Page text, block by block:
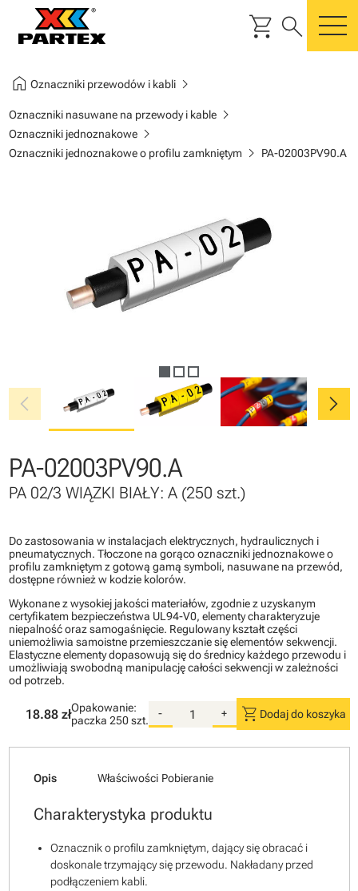
shopping_cart search
home Oznaczniki przewodów i kablichevron_right
Oznaczniki nasuwane na przewody i kablechevron_right
Oznaczniki jednoznakowechevron_right
Oznaczniki jednoznakowe o profilu zamkniętym chevron_right PA-02003PV90.A
chevron_left chevron_right
PA-02003PV90.A
PA 02/3 WIĄZKI BIAŁY: A (250 szt.)
Do zastosowania w instalacjach elektrycznych, hydraulicznych i
pneumatycznych. Tłoczone na gorąco oznaczniki jednoznakowe o
profilu zamkniętym z gotową gamą symboli, nasuwane na przewód,
dostępne również w kodzie kolorów.
Wykonane z wysokiej jakości materiałów, zgodnie z uzyskanym
certyfikatem bezpieczeństwa UL94-V0, elementy charakteryzuje
niepalność oraz samogaśnięcie. Regulowany kształt części
uniemożliwia samoistne przemieszczanie się elementów sekwencji.
Elastyczne elementy dopasowują się do średnicy każdego przewodu i
umożliwiają swobodną manipulację całości sekwencji w zależności
od potrzeb.
18.88 złOpakowanie:
paczka 250 szt.
- + shopping_cart Dodaj do koszyka
Opis Właściwości Pobieranie
Charakterystyka produktu
Oznacznik o profilu zamkniętym, dający się obracać i
doskonale trzymający się przewodu. Nakładany przed
podłączeniem kabli.